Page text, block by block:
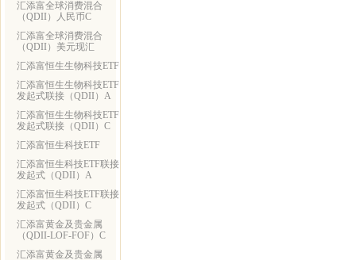
汇添富全球消费混合
（QDII）人民币C
汇添富全球消费混合
（QDII）美元现汇
汇添富恒生生物科技ETF
汇添富恒生生物科技ETF
发起式联接（QDII）A
汇添富恒生生物科技ETF
发起式联接（QDII）C
汇添富恒生科技ETF
汇添富恒生科技ETF联接
发起式（QDII）A
汇添富恒生科技ETF联接
发起式（QDII）C
汇添富黄金及贵金属
（QDII-LOF-FOF）C
汇添富黄金及贵金属